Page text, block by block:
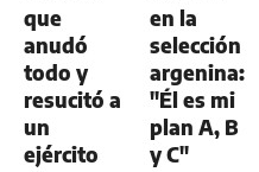
que
anudó
todo y
resucitó a
un
ejército
en la
selección
argenina:
"Él es mi
plan A, B
y C"